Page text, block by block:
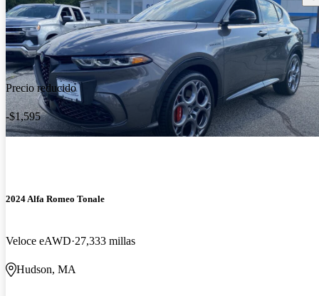
Precio reducido
-$1,595
2024 Alfa Romeo Tonale
Veloce eAWD 27,333 millas
Hudson, MA